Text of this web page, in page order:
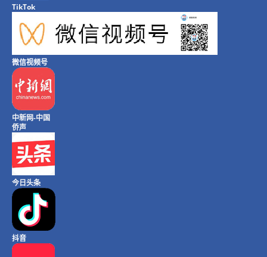
TikTok
微信视频号
中新网-中国
侨声
今日头条
抖音